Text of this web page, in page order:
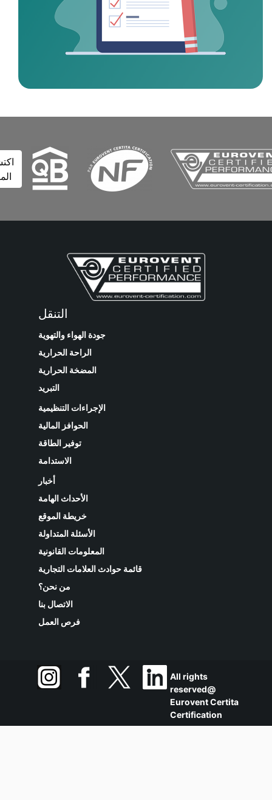
اكتشف
المزيد
التنقل
جودة الهواء والتهوية
الراحة الحرارية
المضخة الحرارية
الإجراءات التنظيمية
الحوافز المالية
توفير الطاقة
الاستدامة
الأحداث الهامة
خريطة الموقع
الأسئلة المتداولة
المعلومات القانونية
قائمة حوادث العلامات التجارية
من نحن؟
الاتصال بنا
فرص العمل
All rights
reserved@
Eurovent Certita
Certification